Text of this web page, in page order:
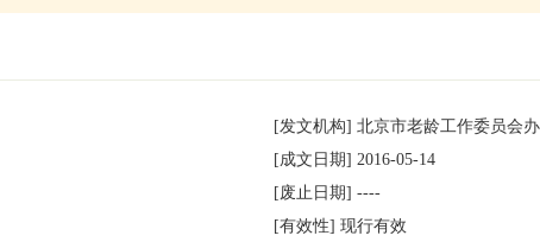
[发文机构] 北京市老龄工作委员会
[成文日期] 2016-05-14
[废止日期] ----
[有效性] 现行有效